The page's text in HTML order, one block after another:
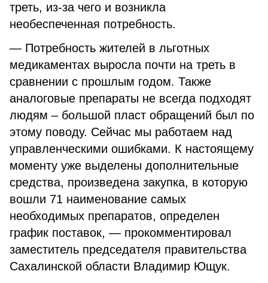
треть, из-за чего и возникла
необеспеченная потребность.
— Потребность жителей в льготных
медикаментах выросла почти на треть в
сравнении с прошлым годом. Также
аналоговые препараты не всегда подходят
людям – большой пласт обращений был по
этому поводу. Сейчас мы работаем над
управленческими ошибками. К настоящему
моменту уже выделены дополнительные
средства, произведена закупка, в которую
вошли 71 наименование самых
необходимых препаратов, определен
график поставок, — прокомментировал
заместитель председателя правительства
Сахалинской области Владимир Ющук.